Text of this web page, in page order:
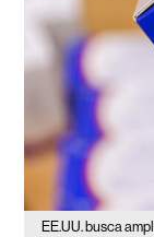
EE.UU. busca